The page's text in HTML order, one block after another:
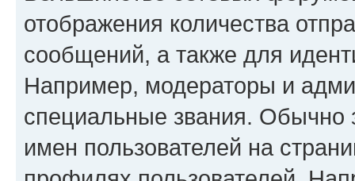
отображения количества
сообщений, а также для
Например, модераторы и
специальные звания. Обычно
имен пользователей на